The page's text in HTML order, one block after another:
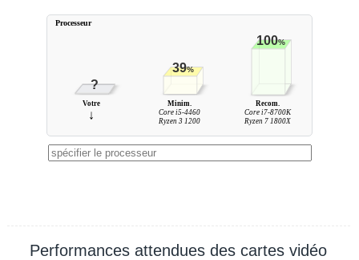
?
39%
100%
Votre
↓
Minim.
Core i5-4460
Ryzen 3 1200
Recom.
Core i7-8700K
Ryzen 7 1800X
Processeur
Performances attendues des cartes vidéo